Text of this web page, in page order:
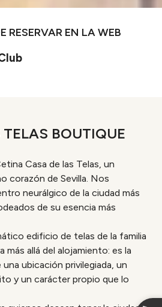
RESERVAR EN LA WEB
BOUTIQUE
Casa de las Telas, un
corazón de Sevilla. Nos
neurálgico de la ciudad más
de su esencia más
edificio de telas de la familia
más allá del alojamiento: es la
ubicación privilegiada, un
y un carácter propio que lo